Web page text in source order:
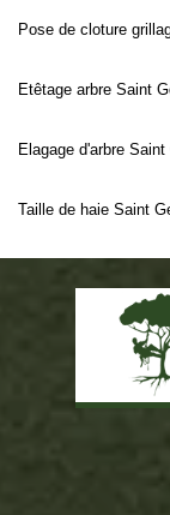
Pose de cloture
Etêtage arbre Saint
Elagage d'arbre
Taille de haie Saint